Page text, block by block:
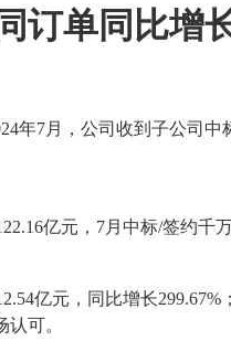
订单同比增
年7月，公司收到子公司
亿元，7月中标/签约千
亿元，同比增长
可。